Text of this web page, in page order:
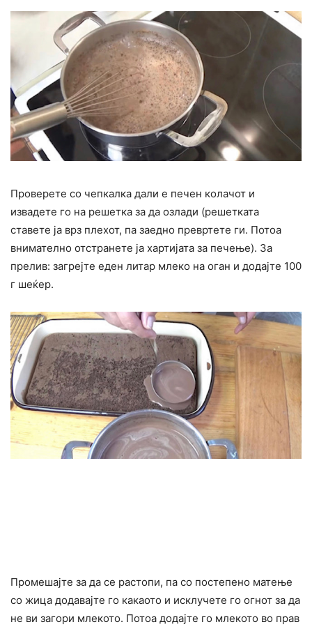
Проверете со чепкалка дали е печен колачот и
извадете го на решетка за да озлади (решетката
ставете ја врз плехот, па заедно превртете ги. Потоа
внимателно отстранете ја хартијата за печење). За
прелив: загрејте еден литар млеко на оган и додајте 100
г шеќер.
Промешајте за да се растопи, па со постепено матење
со жица додавајте го какаото и исклучете го огнот за да
не ви загори млекото. Потоа додајте го млекото во прав